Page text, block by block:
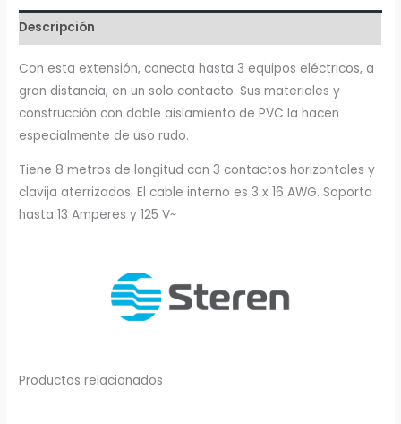
8
Metros
Descripción
Con esta extensión, conecta hasta 3 equipos eléctricos, a
gran distancia, en un solo contacto. Sus materiales y
construcción con doble aislamiento de PVC la hacen
especialmente de uso rudo.
Tiene 8 metros de longitud con 3 contactos horizontales y
clavija aterrizados. El cable interno es 3 x 16 AWG. Soporta
hasta 13 Amperes y 125 V~
Productos relacionados